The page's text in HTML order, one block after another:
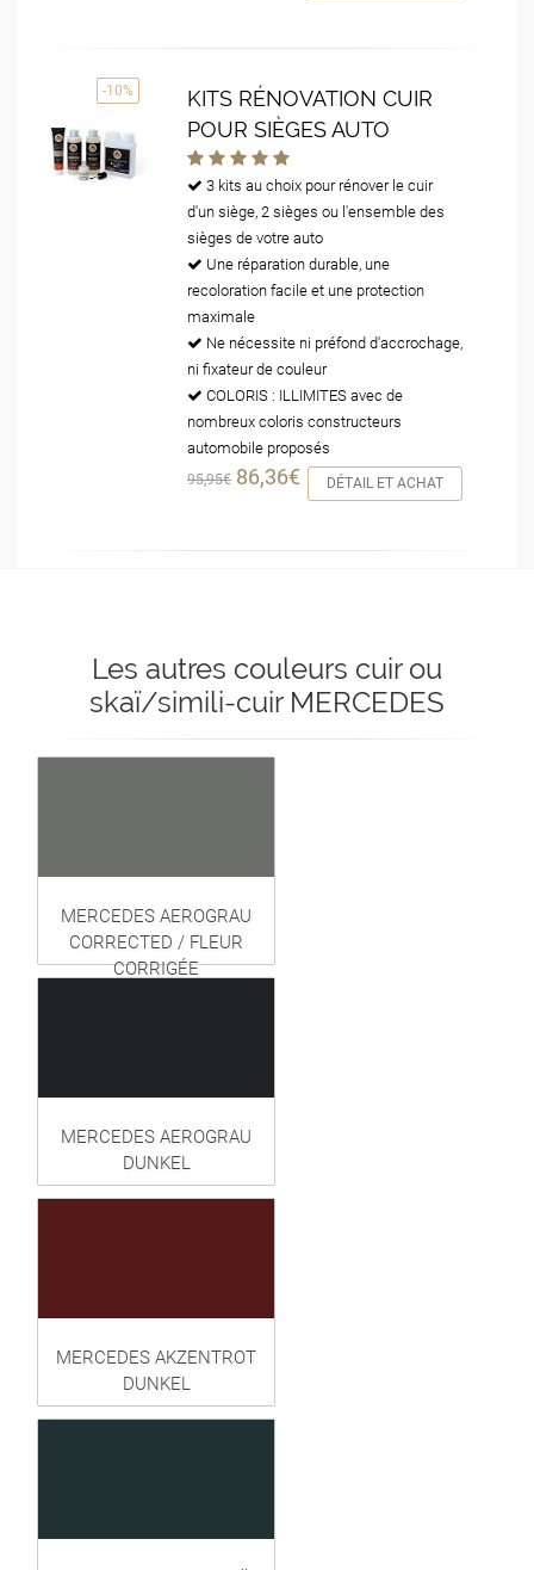
-10%
KITS RÉNOVATION CUIR
POUR SIÈGES AUTO
3 kits au choix pour rénover le cuir
d'un siège, 2 sièges ou l'ensemble des
sièges de votre auto
Une réparation durable, une
recoloration facile et une protection
maximale
Ne nécessite ni préfond d'accrochage,
ni fixateur de couleur
COLORIS : ILLIMITES avec de
nombreux coloris constructeurs
automobile proposés
95,95€ 86,36€ DÉTAIL ET ACHAT
Les autres couleurs cuir ou
skaï/simili-cuir MERCEDES
MERCEDES AEROGRAU
CORRECTED / FLEUR
CORRIGÉE
MERCEDES AEROGRAU
DUNKEL
MERCEDES AKZENTROT
DUNKEL